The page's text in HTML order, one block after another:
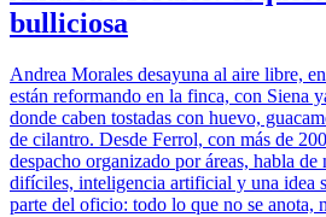
bulliciosa
Andrea Morales desayuna al aire libre,
están reformando en la finca, con Siena
donde caben tostadas con huevo,
de cilantro. Desde Ferrol, con más de
despacho organizado por áreas, habla
difíciles, inteligencia artificial y una idea
parte del oficio: todo lo que no se anota,